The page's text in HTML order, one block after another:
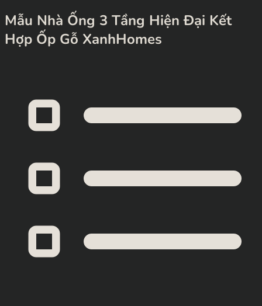
Mẫu Nhà Ống 3 Tầng Hiện Đại Kết
Hợp Ốp Gỗ XanhHomes